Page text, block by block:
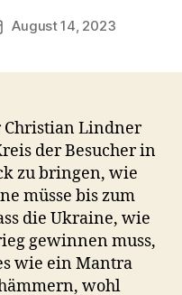
August 14, 2023
Lindner
der Besucher in
zu bringen, wie
müsse bis zum
die Ukraine, wie
gewinnen muss,
wie ein Mantra
wohl